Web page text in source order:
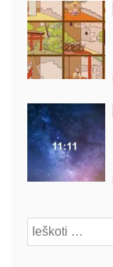
Ieškoti: